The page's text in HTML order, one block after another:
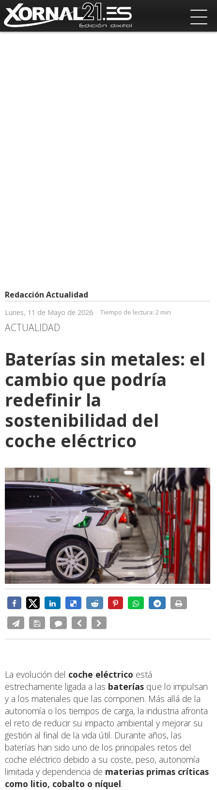
Redacción Actualidad
Lunes, 11 de Mayo de 2026 Tiempo de lectura: 2 min
ACTUALIDAD
Baterías sin metales: el
cambio que podría
redefinir la
sostenibilidad del
coche eléctrico
La evolución del coche eléctrico está
estrechamente ligada a las baterías que lo impulsan
y a los materiales que las componen. Más allá de la
autonomía o los tiempos de carga, la industria afronta
el reto de reducir su impacto ambiental y mejorar su
gestión al final de la vida útil. Durante años, las
baterías han sido uno de los principales retos del
coche eléctrico debido a su coste, peso, autonomía
limitada y dependencia de materias primas críticas
como litio, cobalto o níquel.